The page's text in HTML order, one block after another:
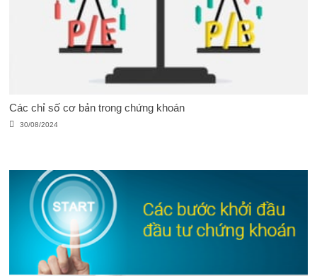
Các chỉ số cơ bản trong chứng khoán
30/08/2024